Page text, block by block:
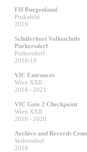
FH Burgenland
Pinkafeld
2019
Schülerhort Volksschule
Purkersdorf
Purkersdorf
2018-19
VIC Entrances
Wien XXII
2018 - 2021
VIC Gate 2 Checkpoint
Wien XXII
2018 - 2020
Archive and Records
Seibersdorf
2018